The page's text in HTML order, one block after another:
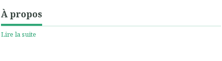
À propos
Lire la suite